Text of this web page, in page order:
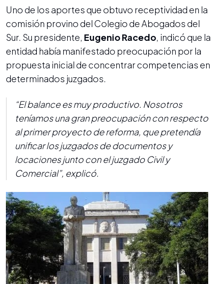
Uno de los aportes que obtuvo receptividad en la
comisión provino del Colegio de Abogados del
Sur. Su presidente, Eugenio Racedo, indicó que la
entidad había manifestado preocupación por la
propuesta inicial de concentrar competencias en
determinados juzgados.
“El balance es muy productivo. Nosotros
teníamos una gran preocupación con respecto
al primer proyecto de reforma, que pretendía
unificar los juzgados de documentos y
locaciones junto con el juzgado Civil y
Comercial”, explicó.